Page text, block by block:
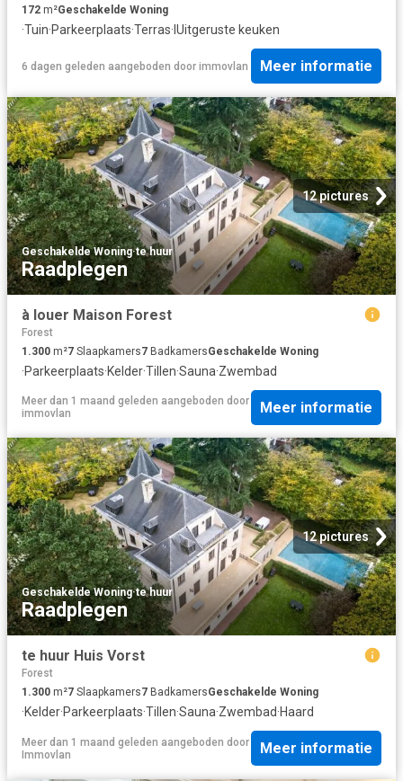
172 m²Geschakelde Woning
·Tuin·Parkeerplaats·Terras· IUitgeruste keuken
6 dagen geleden aangeboden door immovlan Meer informatie
12 pictures
Geschakelde Woning·te huur
Raadplegen
à louer Maison Forest
Forest
1.300 m²7 Slaapkamers7 BadkamersGeschakelde Woning
·Parkeerplaats·Kelder·Tillen·Sauna·Zwembad
Meer dan 1 maand geleden aangeboden door
immovlan
Meer informatie
12 pictures
Geschakelde Woning·te huur
Raadplegen
te huur Huis Vorst
Forest
1.300 m²7 Slaapkamers7 BadkamersGeschakelde Woning
·Kelder·Parkeerplaats·Tillen·Sauna·Zwembad·Haard
Meer dan 1 maand geleden aangeboden door
Immovlan
Meer informatie